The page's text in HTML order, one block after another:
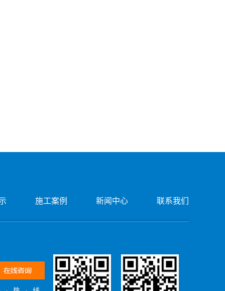
施工案例 新闻中心 联系我们